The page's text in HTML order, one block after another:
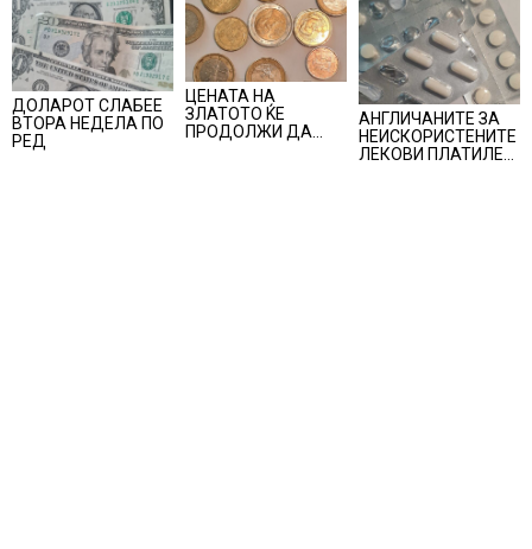
ДОЛАРОТ СЛАБЕЕ
ВТОРА НЕДЕЛА ПО
РЕД
ЦЕНАТА НА
ЗЛАТОТО ЌЕ
ПРОДОЛЖИ ДА
АНГЛИЧАНИТЕ ЗА
НЕИСКОРИСТЕНИТЕ
ЛЕКОВИ ПЛАТИЛЕ